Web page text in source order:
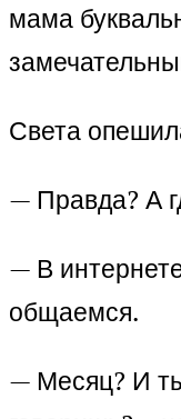
мама
Света
— Правда? А
— В
общаемся.
— Месяц? И